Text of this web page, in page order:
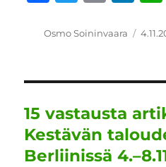
c
b
o
o
k
it
r
ai k
d
I
n
Kirjoittaja
Osmo Soininvaara
15 vastausta
Kestävän
Berliinissä